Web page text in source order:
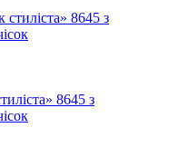
8645 з